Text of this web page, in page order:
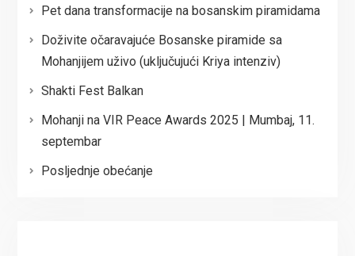
Pet dana transformacije na bosanskim piramidama
Doživite očaravajuće Bosanske piramide sa
Mohanjijem uživo (uključujući Kriya intenziv)
Shakti Fest Balkan
Mohanji na VIR Peace Awards 2025 | Mumbaj, 11.
septembar
Posljednje obećanje